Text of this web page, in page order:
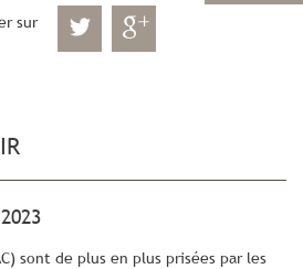
sur
sont de plus en plus prisées par les